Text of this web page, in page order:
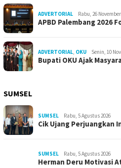
ADVERTORIAL Rabu, 26
APBD Palembang 2026
ADVERTORIAL, OKU Senin, 10
Bupati OKU Ajak
SUMSEL
SUMSEL Rabu, 5 Agustus 2026
Cik Ujang
SUMSEL Rabu, 5 Agustus 2026
Herman Deru Motivasi